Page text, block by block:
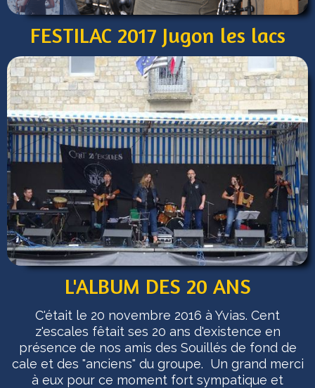
FESTILAC 2017 Jugon les lacs
L'ALBUM DES 20 ANS
C'était le 20 novembre 2016 à Yvias. Cent
z'escales fêtait ses 20 ans d'existence en
présence de nos amis des Souillés de fond de
cale et des "anciens" du groupe. Un grand merci
à eux pour ce moment fort sympatique et